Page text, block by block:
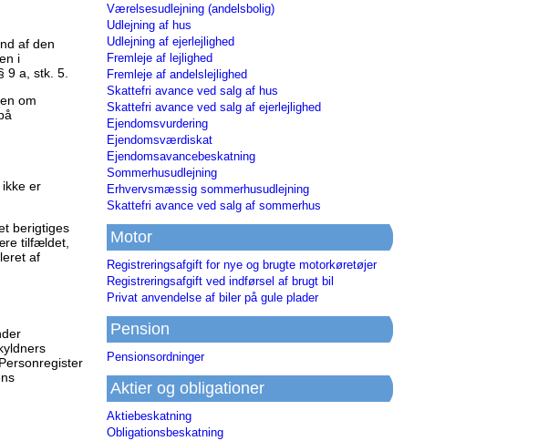
af den
i
9 a, stk. 5.
om
er
berigtiges
tilfældet,
af
Værelsesudlejning (andelsbolig)
Udlejning af hus
Udlejning af ejerlejlighed
Fremleje af lejlighed
Fremleje af andelslejlighed
Skattefri avance ved salg af hus
Skattefri avance ved salg af ejerlejlighed
Ejendomsvurdering
Ejendomsværdiskat
Ejendomsavancebeskatning
Sommerhusudlejning
Erhvervsmæssig sommerhusudlejning
Skattefri avance ved salg af sommerhus
Motor
Registreringsafgift for nye og brugte motorkøretøjer
Registreringsafgift ved indførsel af brugt bil
Privat anvendelse af biler på gule plader
Pension
Pensionsordninger
Aktier og obligationer
Aktiebeskatning
Obligationsbeskatning